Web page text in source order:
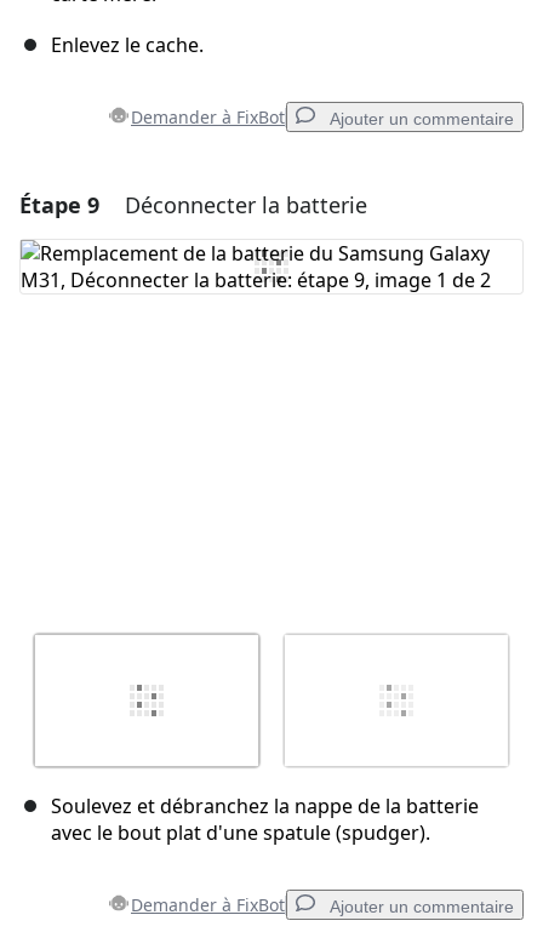
Enlevez le cache.
Demander à FixBot Ajouter un commentaire
Ajouter un commentaire
Ajouter un commentaire
Étape 9 Déconnecter la batterie
Soulevez et débranchez la nappe de la batterie
avec le bout plat d'une spatule (spudger).
Demander à FixBot Ajouter un commentaire